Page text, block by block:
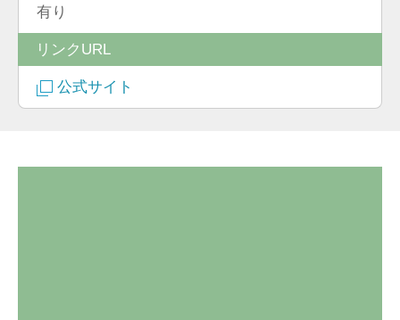
有り
リンクURL
公式サイト